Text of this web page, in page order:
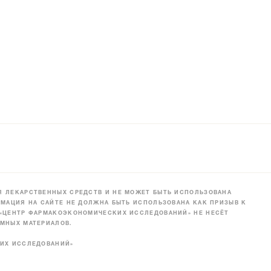
СРЕДСТВ И НЕ МОЖЕТ БЫТЬ ИСПОЛЬЗОВАНА
НА САЙТЕ НЕ ДОЛЖНА БЫТЬ ИСПОЛЬЗОВАНА КАК ПРИЗЫВ К
ФАРМАКОЭКОНОМИЧЕСКИХ ИССЛЕДОВАНИЙ» НЕ НЕСЁТ
МАТЕРИАЛОВ.
ИССЛЕДОВАНИЙ»